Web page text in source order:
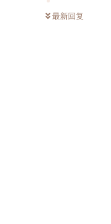
最新回复